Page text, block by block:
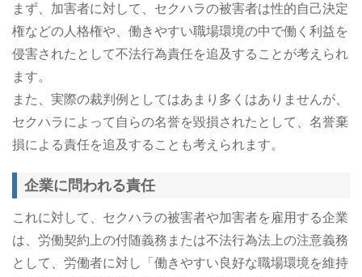
まず、加害者に対して、セクハラの被害者は性的自己決定
権などの人格権や、働きやすい職場環境の中で働く利益を
侵害されたとして不法行為責任を追及することが考えられ
ます。
また、実際の裁判例としてはあまり多くはありませんが、
セクハラによって自らの名誉を毀損されたとして、名誉棄
損による責任を追及することも考えられます。
企業に問われる責任
これに対して、セクハラの被害者や加害者を雇用する企業
は、労働契約上の付随義務または不法行為法上の注意義務
として、労働者に対し「働きやすい良好な職場環境を維持